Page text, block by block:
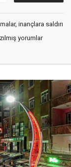
inançlara saldırı
yorumlar